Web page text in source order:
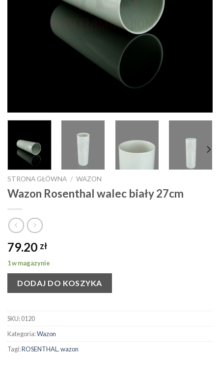
STRONA GŁÓWNA / WAZON
Wazon Rosenthal walec biały 27cm
79.20 zł
1 w magazynie
DODAJ DO KOSZYKA
SKU:0120
Kategoria:Wazon
Tagi:ROSENTHAL,wazon